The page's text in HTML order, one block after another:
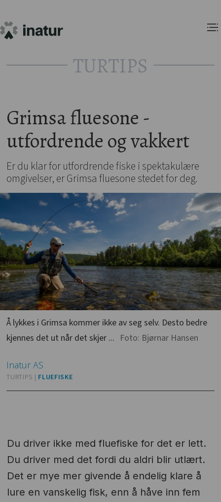
TURTIPS
Grimsa fluesone -
utfordrende og vakkert
Er du klar for utfordrende fiske i spektakulære
omgivelser, er Grimsa fluesone stedet for deg.
Å lykkes i Grimsa kommer ikke av seg selv. Desto bedre
kjennes det ut når det skjer ... Foto: Bjørnar Hansen
Inatur AS
TURTIPS | FLUEFISKE
Du driver ikke med fluefiske for det er lett.
Du driver med det fordi du aldri blir utlært.
Det er mye mer givende å endelig klare å
lure en vanskelig fisk, enn å håve inn fem